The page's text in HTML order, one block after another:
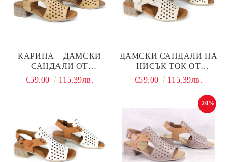
КАРИНА – ДАМСКИ
САНДАЛИ ОТ
ЕСТЕСТВЕНА КОЖА НА
€59.00 115.39лв.
ДАМСКИ САНДАЛИ НА
НИСЪК ТОК ОТ
ЕСТЕСТВЕНА КОЖА В
€59.00 115.39лв.
-20%